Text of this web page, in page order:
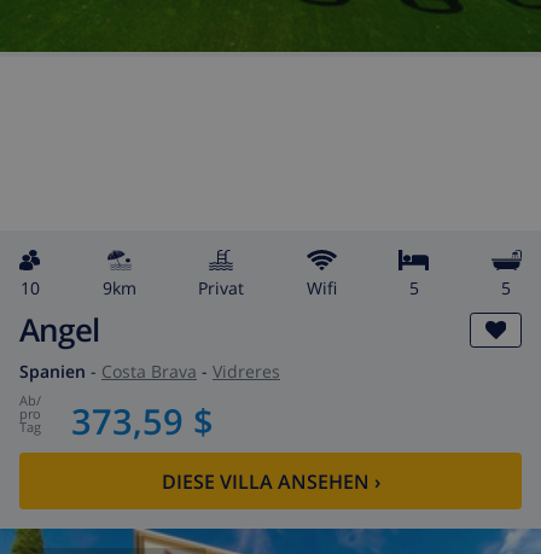
10 9km Privat wifi 5 5
Angel
Spanien - Costa Brava - Vidreres
ab/
pro
Tag 373,59 $
DIESE VILLA ANSEHEN ›